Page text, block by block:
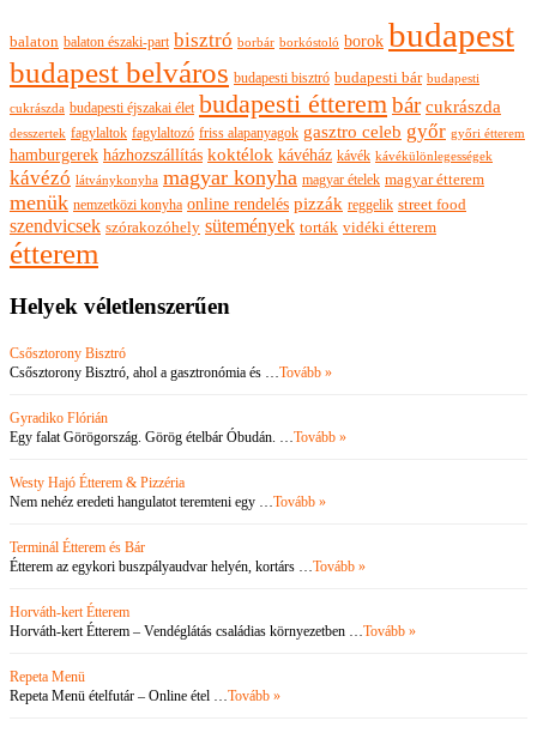
balaton balaton északi-part bisztró borbár borkóstoló borok budapest
budapest belváros budapesti bisztró budapesti bár budapesti
cukrászda budapesti éjszakai élet budapesti étterembár cukrászda
desszertek fagylaltok fagylaltozó friss alapanyagok gasztro celeb győr győri étterem
hamburgerek házhozszállítás koktélok kávéház kávék kávékülönlegességek
kávézó látványkonyha magyar konyha magyar ételek magyar étterem
menük nemzetközi konyha online rendelés pizzák reggelik street food
szendvicsek szórakozóhely sütemények torták vidéki étterem
étterem
Helyek véletlenszerűen
Csősztorony Bisztró
Csősztorony Bisztró, ahol a gasztronómia és …Tovább »
Gyradiko Flórián
Egy falat Görögország. Görög ételbár Óbudán. …Tovább »
Westy Hajó Étterem & Pizzéria
Nem nehéz eredeti hangulatot teremteni egy …Tovább »
Terminál Étterem és Bár
Étterem az egykori buszpályaudvar helyén, kortárs …Tovább »
Horváth-kert Étterem
Horváth-kert Étterem – Vendéglátás családias környezetben …Tovább »
Repeta Menü
Repeta Menü ételfutár – Online étel …Tovább »